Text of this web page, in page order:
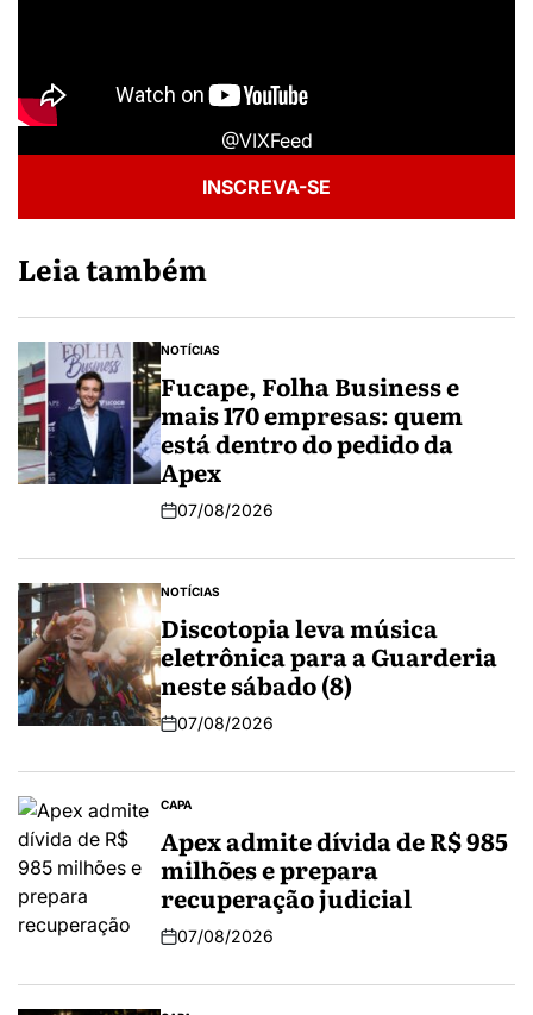
@VIXFeed
INSCREVA-SE
Leia também
NOTÍCIAS
Fucape, Folha Business e
mais 170 empresas: quem
está dentro do pedido da
Apex
07/08/2026
NOTÍCIAS
Discotopia leva música
eletrônica para a Guarderia
neste sábado (8)
07/08/2026
CAPA
Apex admite dívida de R$ 985
milhões e prepara
recuperação judicial
07/08/2026